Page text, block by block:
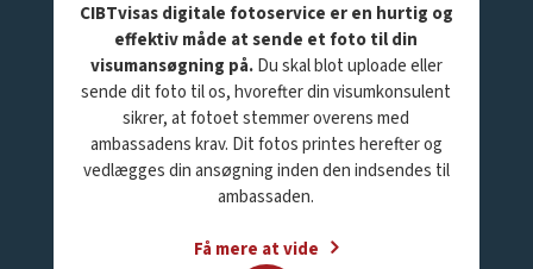
CIBTvisas digitale fotoservice er en hurtig og
effektiv måde at sende et foto til din
visumansøgning på.Du skal blot uploade eller
sende dit foto til os, hvorefter din visumkonsulent
sikrer, at fotoet stemmer overens med
ambassadens krav. Dit fotos printes herefter og
vedlægges din ansøgning inden den indsendes til
ambassaden.
Få mere at vide